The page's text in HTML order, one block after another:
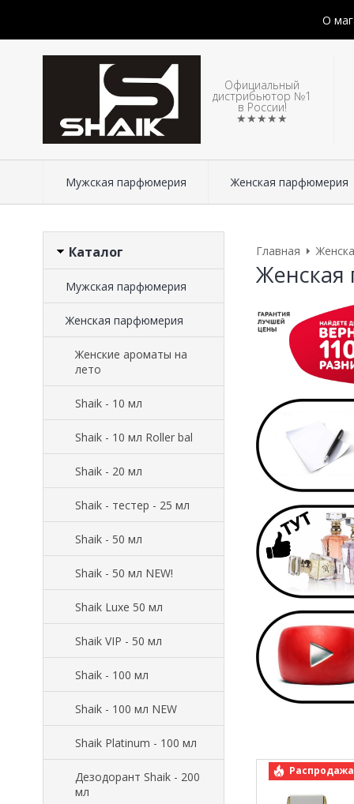
О
Официальный
дистрибьютор №1
в России!
★★★★★
Мужская парфюмерия Женская парфюмерия
Каталог
Мужская парфюмерия
Женская парфюмерия
Женские ароматы на
лето
Shaik - 10 мл
Shaik - 10 мл Roller bal
Shaik - 20 мл
Shaik - тестер - 25 мл
Shaik - 50 мл
Shaik - 50 мл NEW!
Shaik Luxe 50 мл
Shaik VIP - 50 мл
Shaik - 100 мл
Shaik - 100 мл NEW
Shaik Platinum - 100 мл
Дезодорант Shaik - 200
мл
Главная
Женская
Распродажа
арт.: